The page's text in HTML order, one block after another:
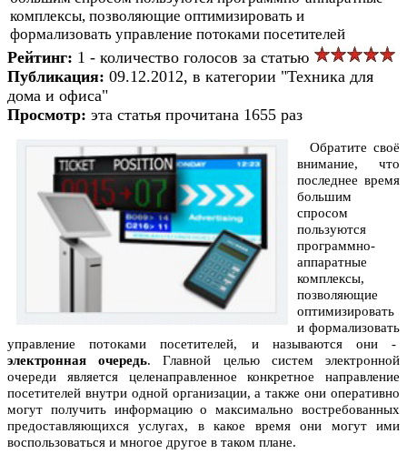
комплексы, позволяющие оптимизировать и
формализовать управление потоками посетителей
Рейтинг: 1 - количество голосов за статью
Публикация: 09.12.2012, в категории "Техника для
дома и офиса"
Просмотр: эта статья прочитана 1655 раз
Обратите своё
внимание, что
последнее время
большим
спросом
пользуются
программно-
аппаратные
комплексы,
позволяющие
оптимизировать
и формализовать
управление потоками посетителей, и называются они -
электронная очередь. Главной целью систем электронной
очереди является целенаправленное конкретное направление
посетителей внутри одной организации, а также они оперативно
могут получить информацию о максимально востребованных
предоставляющихся услугах, в какое время они могут ими
воспользоваться и многое другое в таком плане.